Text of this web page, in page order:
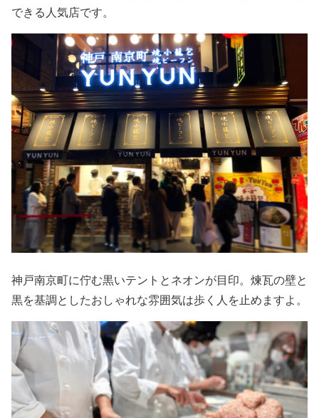
できる人気店です。
神戸南京町に佇む黒いテントとネオンが目印。煉瓦の壁と
黒を基調としたおしゃれな雰囲気は歩く人を止めますよ。